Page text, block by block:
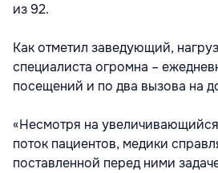
из 92.
Как отметил заведующий,
специалиста огромна –
посещений и по два вызова на
«Несмотря на
поток пациентов, медики
поставленной перед ними